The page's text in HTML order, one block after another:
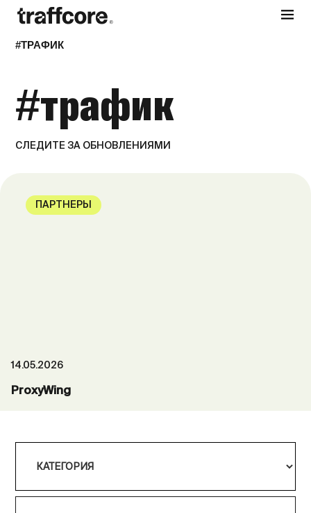
#ТРАФИК
#трафик
СЛЕДИТЕ ЗА ОБНОВЛЕНИЯМИ
14.05.2026
ProxyWing
ПАРТНЕРЫ